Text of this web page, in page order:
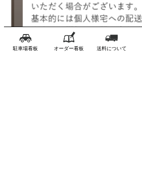
駐車場看板 オーダー看板 送料について